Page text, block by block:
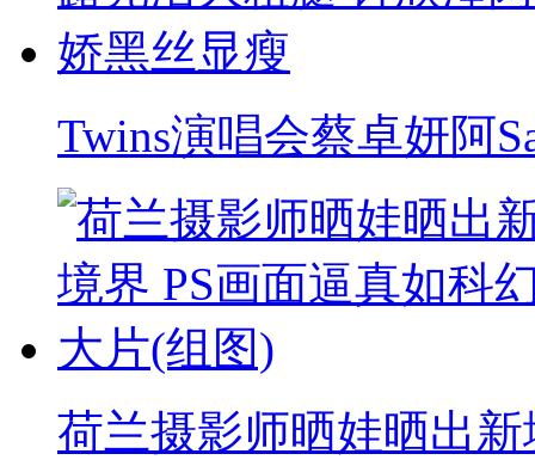
Twins演唱会蔡卓妍阿
荷兰摄影师晒娃晒出